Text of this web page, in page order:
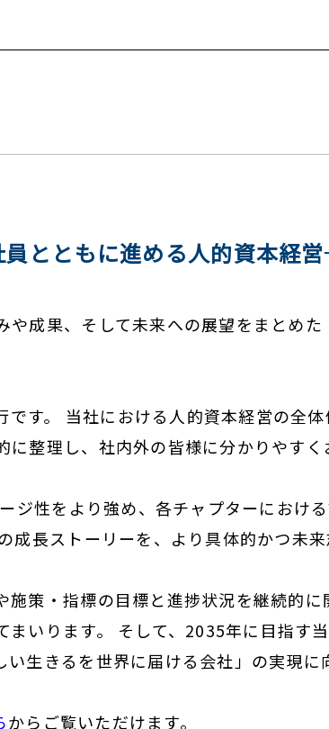
とともに進める人的資本経
や成果、そして未来への展望をまと
す。 当社における人的資本経営の全
整理し、社内外の皆様に分かりやすく
ジ性をより強め、各チャプターにおけ
長ストーリーを、より具体的かつ未来
策・指標の目標と進捗状況を継続的
まいります。 そして、2035年に目指
生きるを世界に届ける会社」の実現に
からご覧いただけます。